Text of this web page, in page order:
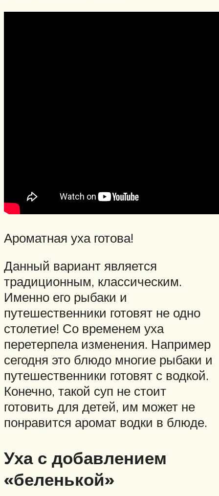
Ароматная уха готова!
Данный вариант является
традиционным, классическим.
Именно его рыбаки и
путешественники готовят не одно
столетие! Со временем уха
перетерпела изменения. Например
сегодня это блюдо многие рыбаки и
путешественники готовят с водкой.
Конечно, такой суп не стоит
готовить для детей, им может не
понравится аромат водки в блюде.
Уха с добавлением
«беленькой»